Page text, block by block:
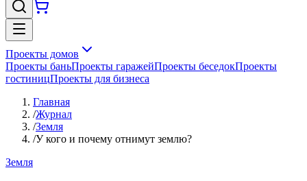
Проекты домов
Проекты баньПроекты гаражейПроекты беседокПроекты
гостиницПроекты для бизнеса
Главная
/Журнал
/Земля
/У кого и почему отнимут землю?
Земля